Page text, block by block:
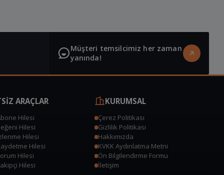
Müşteri temsilcimiz her zaman
yanında!
ARAÇLAR
Hilesi
Hilesi
Hilesi
Hilesi
Hilesi
Hilesi
KURUMSAL
Çerez Politikası
Gizlilik Politikası
Hakkımızda
KVKK Aydınlatma Metni
Ön Bilgilendirme Formu
İletişim